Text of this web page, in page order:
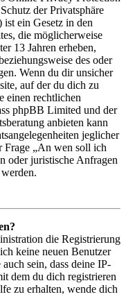
der Privatsphäre
ein Gesetz in den
die möglicherweise
13 Jahren erheben,
des oder
Wenn du dir unsicher
auf der du dich zu
einen rechtlichen
phpBB Limited und der
anbieten kann
jeglicher
Frage „An wen soll ich
oder juristische Anfragen
die Registrierung
keine neuen Benutzer
sein, dass deine IP-
dem du dich registrieren
zu erhalten, wende dich